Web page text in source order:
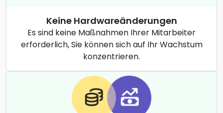
Keine Hardwareänderungen
Es sind keine Maßnahmen Ihrer Mitarbeiter
erforderlich, Sie können sich auf Ihr Wachstum
konzentrieren.